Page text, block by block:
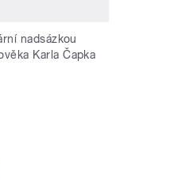
nadsázkou
Karla Čapka